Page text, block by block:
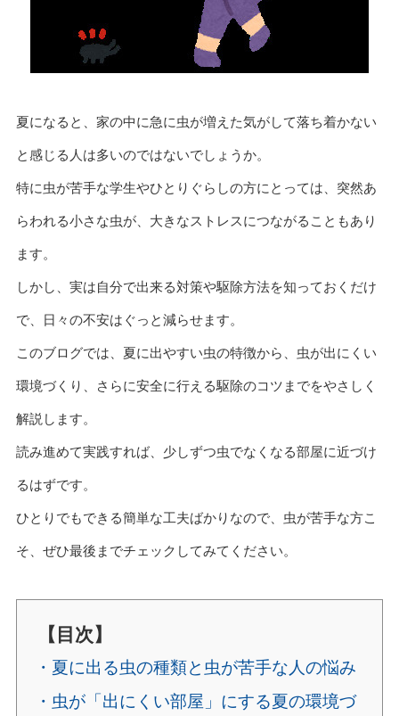
夏になると、家の中に急に虫が増えた気がして落ち着かない
と感じる人は多いのではないでしょうか。
特に虫が苦手な学生やひとりぐらしの方にとっては、突然あ
らわれる小さな虫が、大きなストレスにつながることもあり
ます。
しかし、実は自分で出来る対策や駆除方法を知っておくだけ
で、日々の不安はぐっと減らせます。
このブログでは、夏に出やすい虫の特徴から、虫が出にくい
環境づくり、さらに安全に行える駆除のコツまでをやさしく
解説します。
読み進めて実践すれば、少しずつ虫でなくなる部屋に近づけ
るはずです。
ひとりでもできる簡単な工夫ばかりなので、虫が苦手な方こ
そ、ぜひ最後までチェックしてみてください。
【目次】
・夏に出る虫の種類と虫が苦手な人の悩み
・虫が「出にくい部屋」にする夏の環境づ